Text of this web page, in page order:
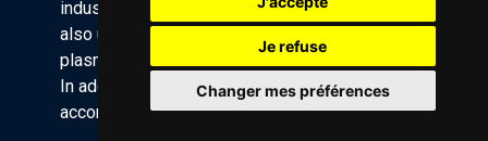
Je refuse
Changer mes préférences
industry (packaging, labeling...). Those controllers are
also used for CNC applications (milling machine,
plasma cutting machine).
In addition, we are providing a lot of motors solutions
according to your requirement.